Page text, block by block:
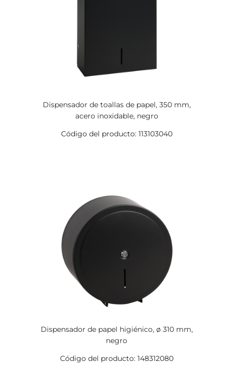
Dispensador de toallas de papel, 350 mm,
acero inoxidable, negro
Código del producto: 113103040
Dispensador de papel higiénico, ø 310 mm,
negro
Código del producto: 148312080